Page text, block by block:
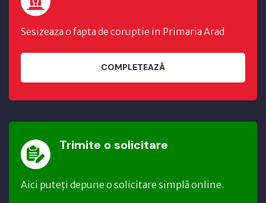
Sesizeaza o fapta de coruptie in Primaria Arad
COMPLETEAZĂ
Trimite o solicitare
Aici puteți depune o solicitare simplă online.